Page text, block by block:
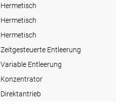
Hermetisch
Hermetisch
Hermetisch
Zeitgesteuerte Entleerung
Variable Entleerung
Konzentrator
Direktantrieb